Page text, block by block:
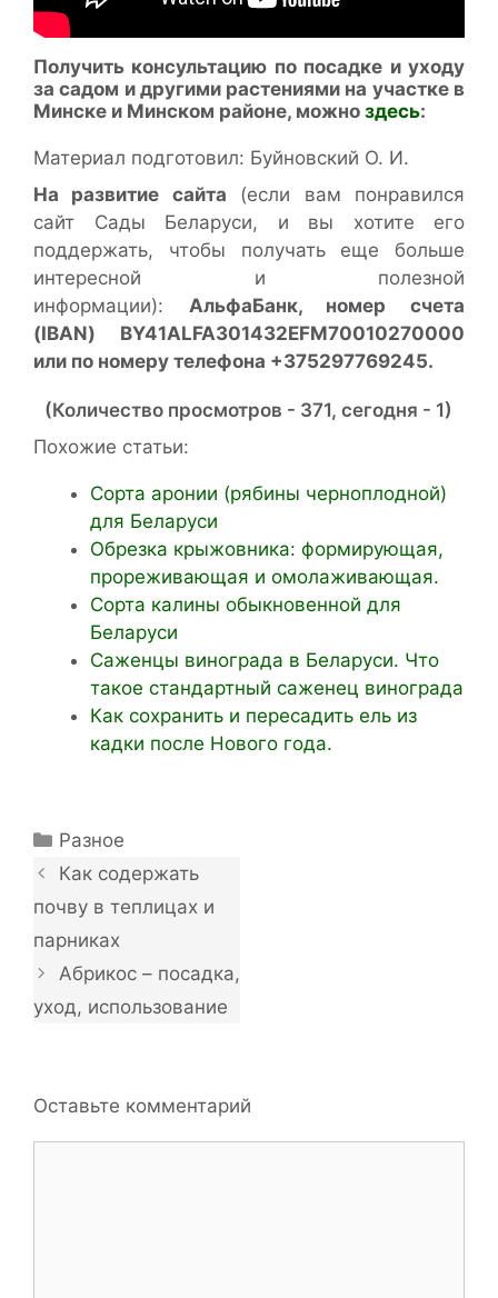
Получить консультацию по посадке и уходу
за садом и другими растениями на участке в
Минске и Минском районе, можно здесь:
Материал подготовил: Буйновский О. И.
На развитие сайта (если вам понравился
сайт Сады Беларуси, и вы хотите его
поддержать, чтобы получать еще больше
интересной и полезной
информации): АльфаБанк, номер счета
(IBAN) BY41ALFA301432EFM70010270000
или по номеру телефона +375297769245.
(Количество просмотров - 371, сегодня - 1)
Похожие статьи:
Сорта аронии (рябины черноплодной)
для Беларуси
Обрезка крыжовника: формирующая,
прореживающая и омолаживающая.
Сорта калины обыкновенной для
Беларуси
Саженцы винограда в Беларуси. Что
такое стандартный саженец винограда
Как сохранить и пересадить ель из
кадки после Нового года.
Рубрики
Разное
Как содержать
почву в теплицах и
парниках
Абрикос – посадка,
уход, использование
Оставьте комментарий